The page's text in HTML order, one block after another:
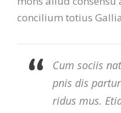
concilium totius
Cum sociis
pnis dis
ridus mus.